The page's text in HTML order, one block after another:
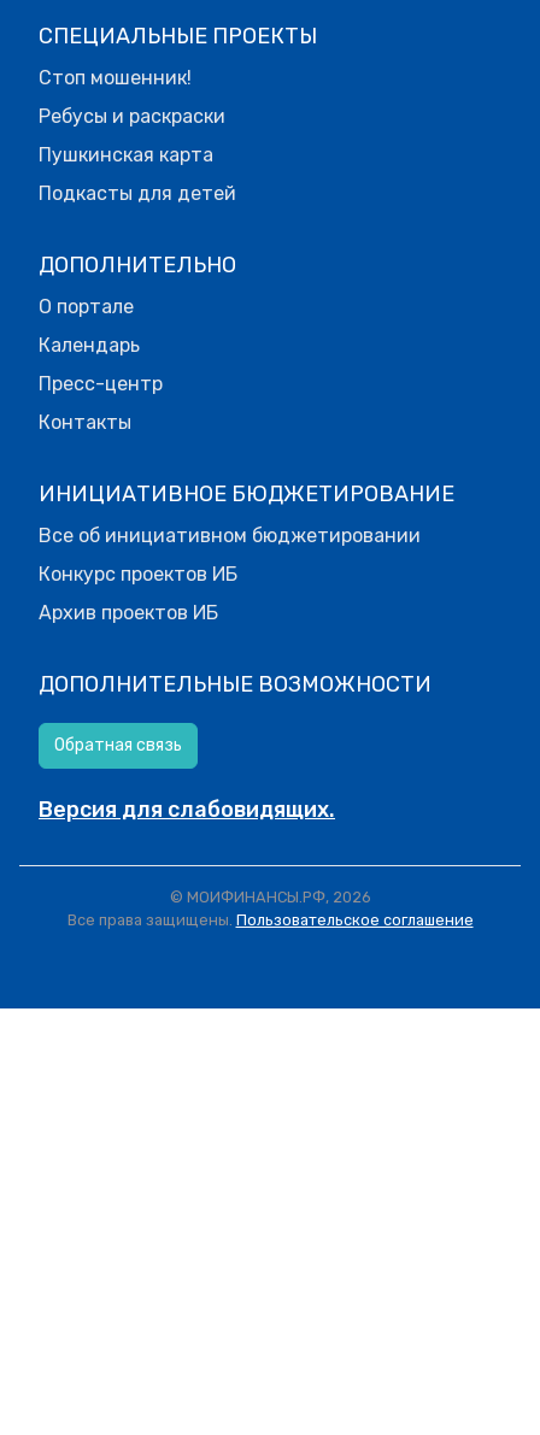
СПЕЦИАЛЬНЫЕ ПРОЕКТЫ
Стоп мошенник!
Ребусы и раскраски
Пушкинская карта
Подкасты для детей
ДОПОЛНИТЕЛЬНО
О портале
Календарь
Пресс-центр
Контакты
ИНИЦИАТИВНОЕ БЮДЖЕТИРОВАНИЕ
Все об инициативном бюджетировании
Конкурс проектов ИБ
Архив проектов ИБ
ДОПОЛНИТЕЛЬНЫЕ ВОЗМОЖНОСТИ
Обратная связь
Версия для слабовидящих.
© МОИФИНАНСЫ.РФ, 2026
Все права защищены. Пользовательское соглашение